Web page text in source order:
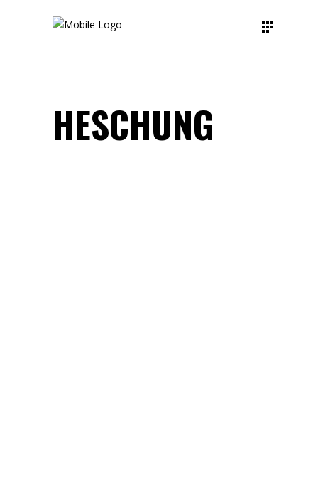
HESCHUNG